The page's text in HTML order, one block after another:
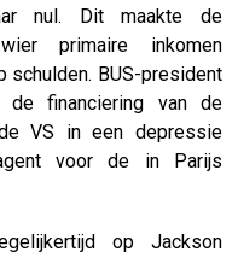
nul. Dit maakte de
primaire inkomen
schulden. BUS-president
financiering van de
VS in een depressie
voor de in Parijs
op Jackson